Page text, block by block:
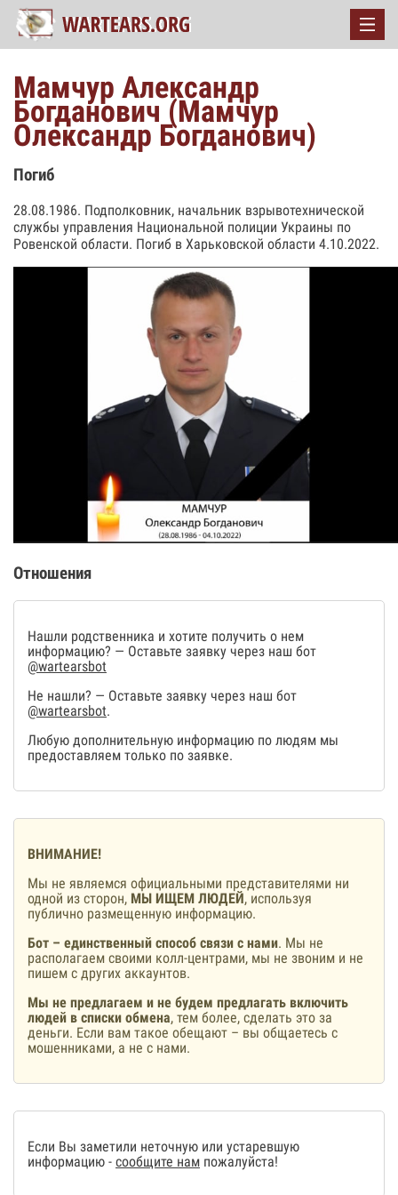
Мамчур Александр
Богданович (Мамчур
Олександр Богданович)
Погиб
28.08.1986. Подполковник, начальник взрывотехнической
службы управления Национальной полиции Украины по
Ровенской области. Погиб в Харьковской области 4.10.2022.
Отношения
Нашли родственника и хотите получить о нем
информацию? — Оставьте заявку через наш бот
@wartearsbot
Не нашли? — Оставьте заявку через наш бот
@wartearsbot.
Любую дополнительную информацию по людям мы
предоставляем только по заявке.
ВНИМАНИЕ!
Мы не являемся официальными представителями ни
одной из сторон, МЫ ИЩЕМ ЛЮДЕЙ, используя
публично размещенную информацию.
Бот – единственный способ связи с нами. Мы не
располагаем своими колл-центрами, мы не звоним и не
пишем с других аккаунтов.
Мы не предлагаем и не будем предлагать включить
людей в списки обмена, тем более, сделать это за
деньги. Если вам такое обещают – вы общаетесь с
мошенниками, а не с нами.
Если Вы заметили неточную или устаревшую
информацию - сообщите нам пожалуйста!